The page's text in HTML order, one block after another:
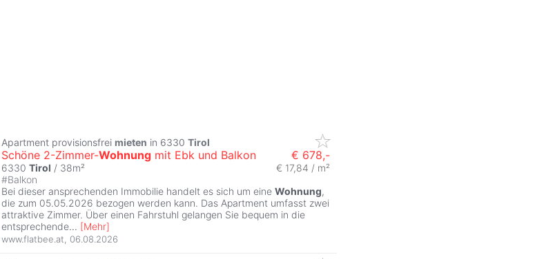
Apartment provisionsfrei mieten in 6330 Tirol
Schöne 2-Zimmer-Wohnung mit Ebk und Balkon € 678,-
6330 Tirol / 38m²
€ 17,84 / m²
#Balkon
Bei dieser ansprechenden Immobilie handelt es sich um eine Wohnung,
die zum 05.05.2026 bezogen werden kann. Das Apartment umfasst zwei
attraktive Zimmer. Über einen Fahrstuhl gelangen Sie bequem in die
entsprechende... [Mehr]
www.flatbee.at 06.08.2026